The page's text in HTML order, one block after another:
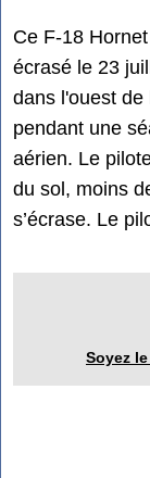
Ce F-18 Hornet
écrasé le 23
dans l'ouest de
pendant une
aérien. Le
du sol, moins
s’écrase. Le
Soyez